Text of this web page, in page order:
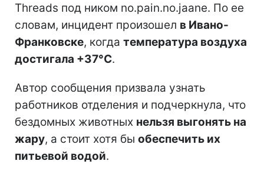
Threads под ником no.pain.no.jaane. По ее
словам, инцидент произошел в Ивано-
Франковске, когда температура воздуха
достигала +37°C.
Автор сообщения призвала узнать
работников отделения и подчеркнула, что
бездомных животных нельзя выгонять на
жару, а стоит хотя бы обеспечить их
питьевой водой.